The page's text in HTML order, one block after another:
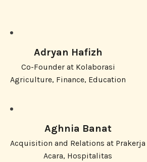
Adryan Hafizh
Co-Founder at Kolaborasi
Agriculture, Finance, Education
Aghnia Banat
Acquisition and Relations at Prakerja
Acara, Hospitalitas